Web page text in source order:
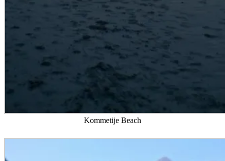
Kommetije Beach